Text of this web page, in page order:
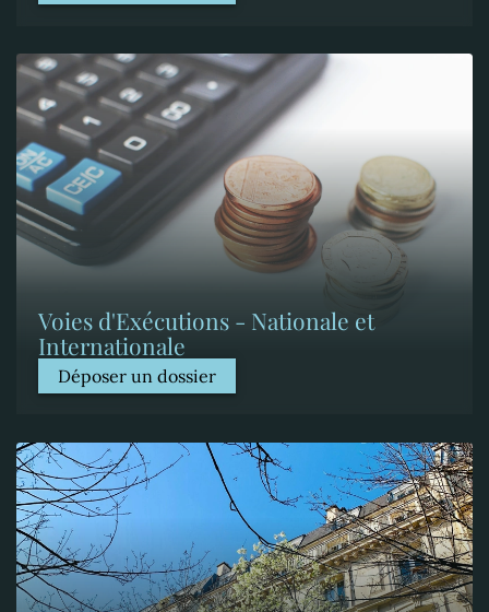
Voies d'Exécutions - Nationale et
Internationale
Déposer un dossier